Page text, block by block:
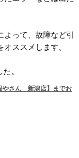
って、故障など引
ススメします。
。
やさん 新潟店】までお